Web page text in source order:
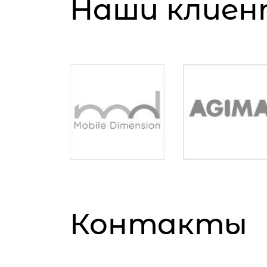
Наши
Контакты